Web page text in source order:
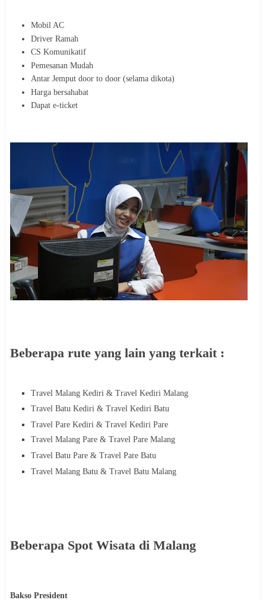
Mobil AC
Driver Ramah
CS Komunikatif
Pemesanan Mudah
Antar Jemput door to door (selama dikota)
Harga bersahabat
Dapat e-ticket
Beberapa rute yang lain yang terkait :
Travel Malang Kediri & Travel Kediri Malang
Travel Batu Kediri & Travel Kediri Batu
Travel Pare Kediri & Travel Kediri Pare
Travel Malang Pare & Travel Pare Malang
Travel Batu Pare & Travel Pare Batu
Travel Malang Batu & Travel Batu Malang
Beberapa Spot Wisata di Malang
Bakso President